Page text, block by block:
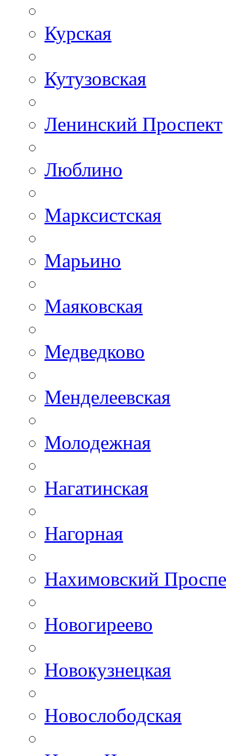
Курская
Кутузовская
Ленинский Проспект
Люблино
Марксистская
Марьино
Маяковская
Медведково
Менделеевская
Молодежная
Нагатинская
Нагорная
Нахимовский
Новогиреево
Новокузнецкая
Новослободская